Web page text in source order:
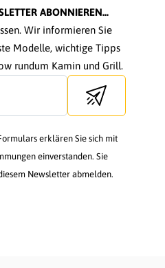
ABONNIEREN...
Wir informieren Sie
Modelle, wichtige Tipps
rundum Kamin und Grill.
Send newsletter
erklären Sie sich mit
einverstanden. Sie
Newsletter abmelden.